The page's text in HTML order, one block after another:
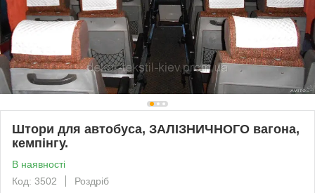
Штори для автобуса, ЗАЛІЗНИЧНОГО вагона,
кемпінгу.
В наявності
Код: 3502
Роздріб